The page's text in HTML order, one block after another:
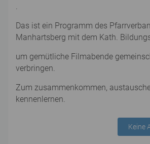
.
Das ist ein Programm des
Manhartsberg mit dem Kath.
um gemütliche Filmabende
verbringen.
Zum zusammenkommen,
kennenlernen.
Keine